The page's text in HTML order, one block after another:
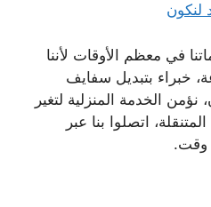
لنكون
في معظم الأوقات لأننا
خبراء بتبديل سفايف
الخدمة المنزلية لتغير
اتصلوا بنا عبر
وقت.